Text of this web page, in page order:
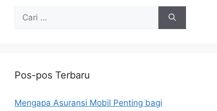
untuk:
Pos-pos Terbaru
Mengapa Asuransi Mobil Penting bagi